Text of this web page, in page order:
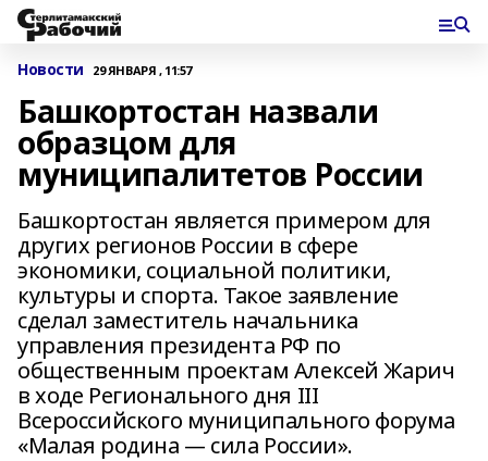
Новости 29 ЯНВАРЯ , 11:57
Башкортостан назвали
образцом для
муниципалитетов России
Башкортостан является примером для
других регионов России в сфере
экономики, социальной политики,
культуры и спорта. Такое заявление
сделал заместитель начальника
управления президента РФ по
общественным проектам Алексей Жарич
в ходе Регионального дня III
Всероссийского муниципального форума
«Малая родина — сила России».